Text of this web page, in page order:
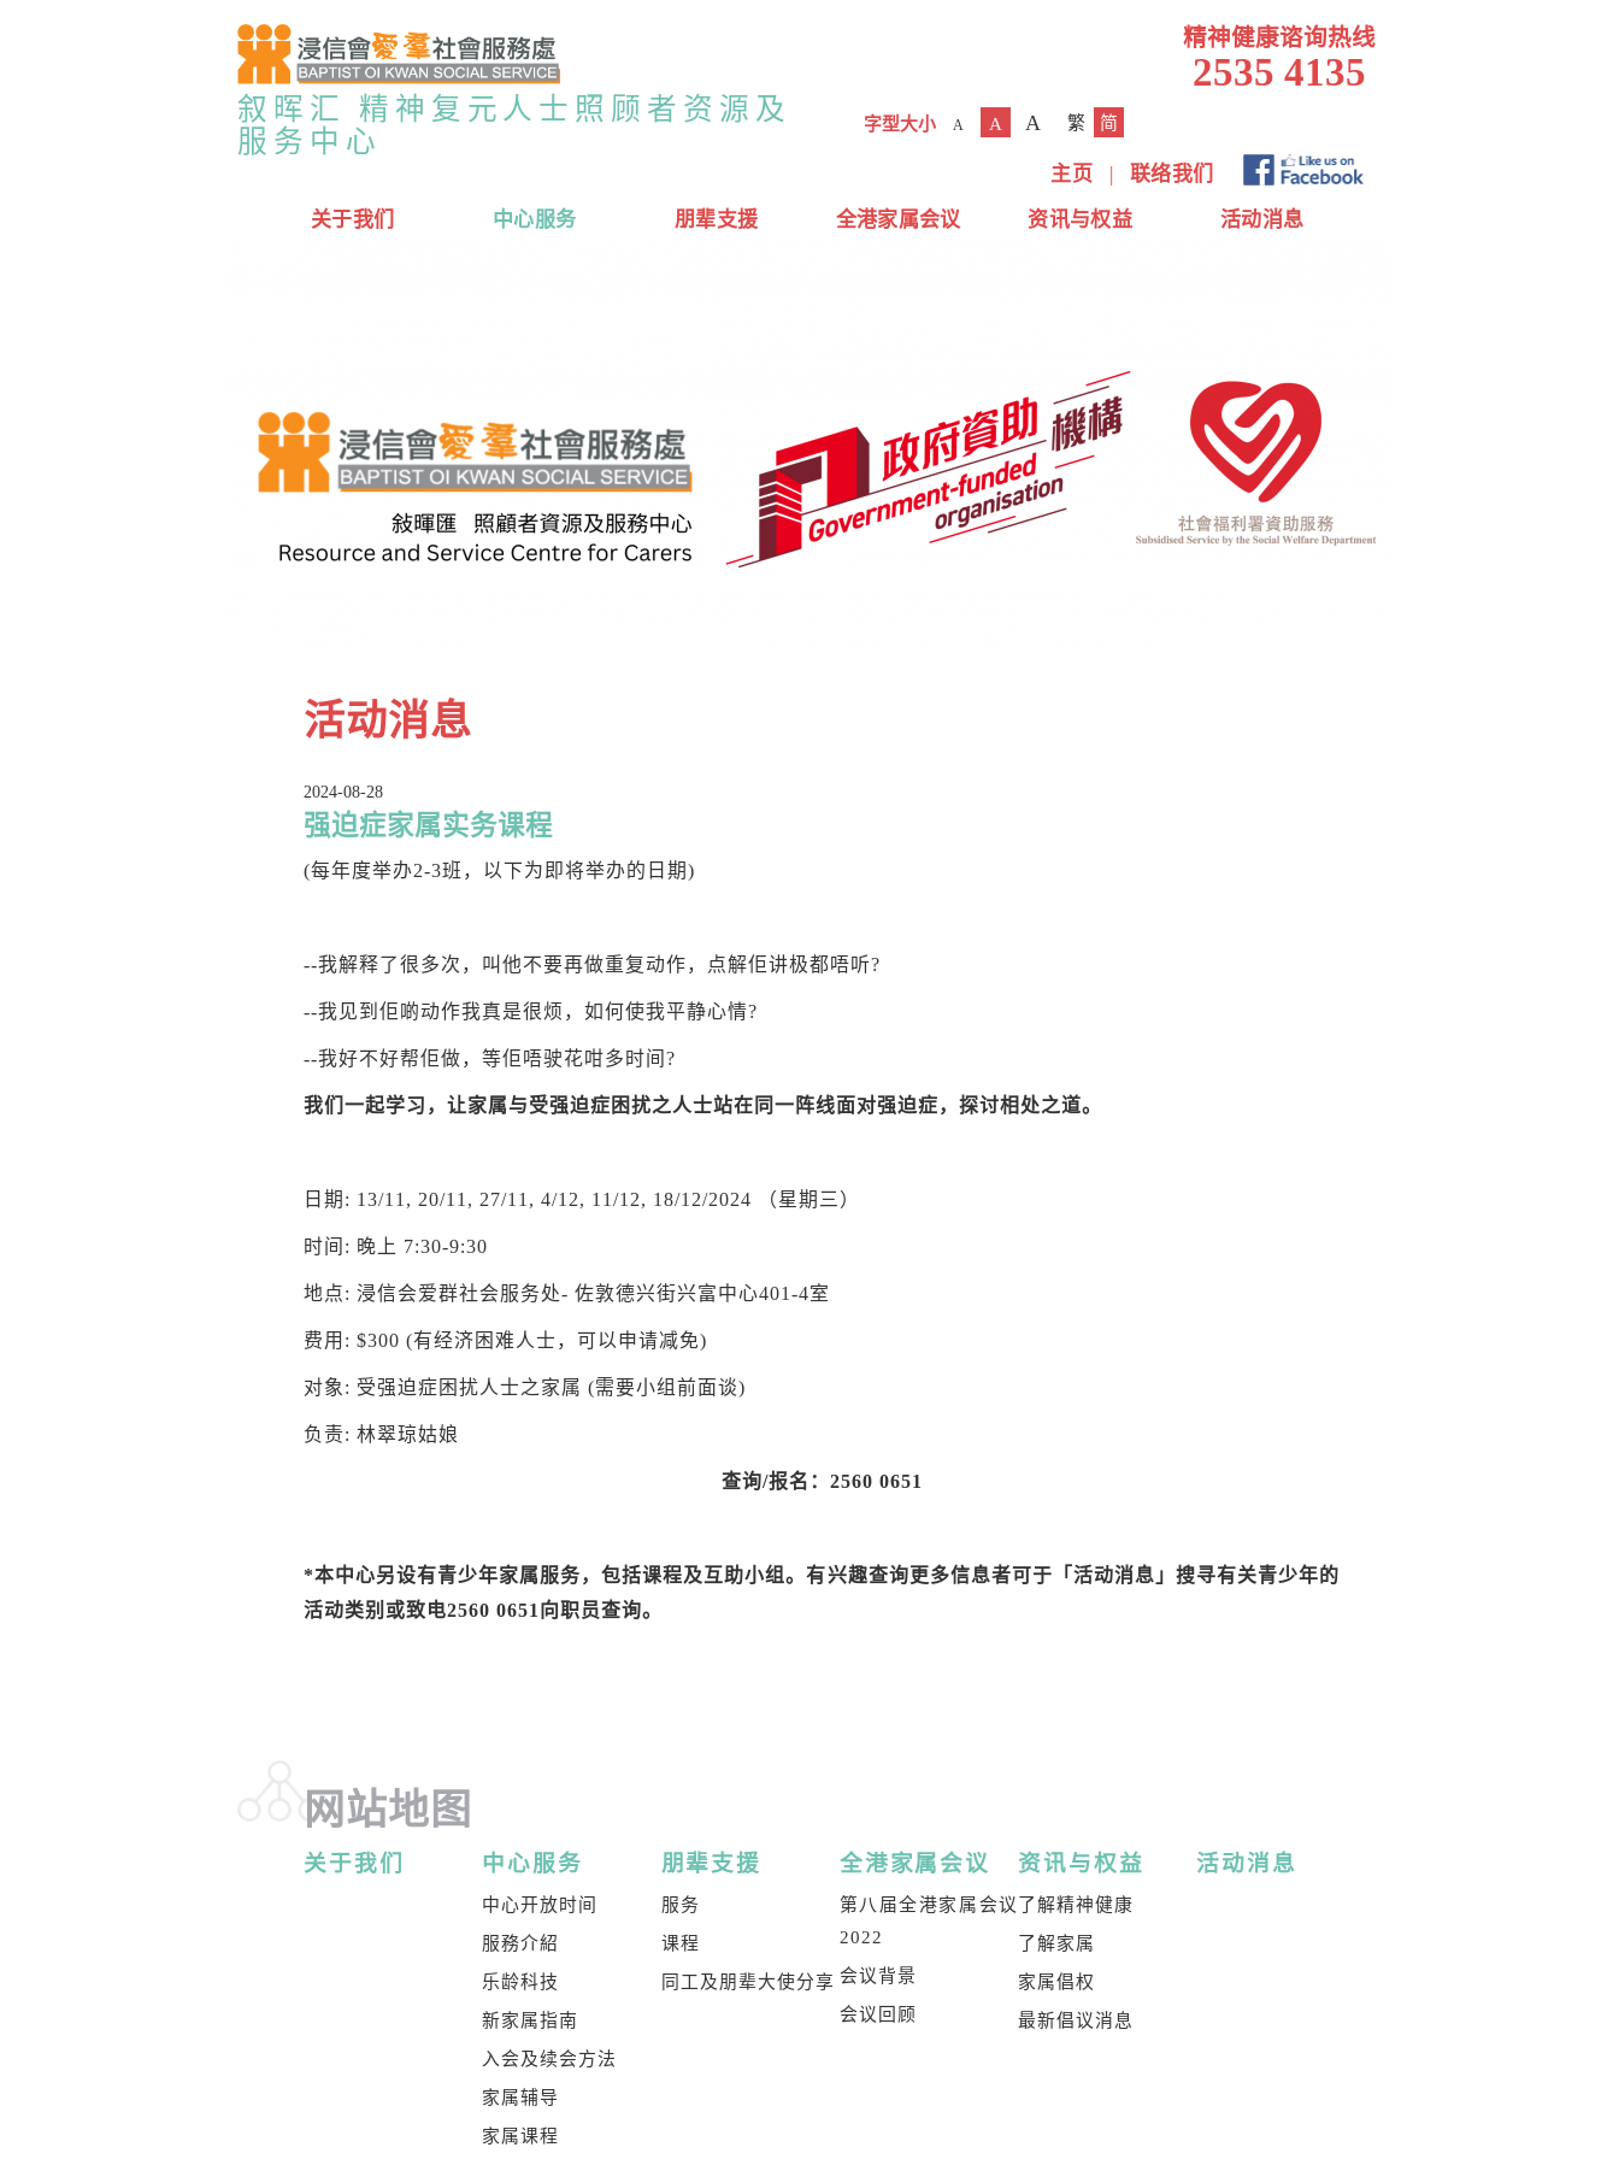
叙晖汇 精神复元人士照顾者资源及
服务中心
精神健康谘询热线
2535 4135
字型大小 A A A 繁 简
主页 | 联络我们
关于我们 中心服务 朋辈支援 全港家属会议 资讯与权益 活动消息
活动消息
2024-08-28
强迫症家属实务课程
(每年度举办2-3班，以下为即将举办的日期)
--我解释了很多次，叫他不要再做重复动作，点解佢讲极都唔听?
--我见到佢啲动作我真是很烦，如何使我平静心情?
--我好不好帮佢做，等佢唔驶花咁多时间?
我们一起学习，让家属与受强迫症困扰之人士站在同一阵线面对强迫症，探讨相处之道。
日期: 13/11, 20/11, 27/11, 4/12, 11/12, 18/12/2024 （星期三）
时间: 晚上 7:30-9:30
地点: 浸信会爱群社会服务处- 佐敦德兴街兴富中心401-4室
费用: $300 (有经济困难人士，可以申请减免)
对象: 受强迫症困扰人士之家属 (需要小组前面谈)
负责: 林翠琼姑娘
查询/报名： 2560 0651
*本中心另设有青少年家属服务，包括课程及互助小组。有兴趣查询更多信息者可于「活动消息」搜寻有关青少年的
活动类别或致电2560 0651向职员查询。
网站地图
关于我们 中心服务
中心开放时间
服務介紹
乐龄科技
新家属指南
入会及续会方法
家属辅导
家属课程
朋辈支援
服务
课程
同工及朋辈大使分享
全港家属会议
第八届全港家属会议
2022
会议背景
会议回顾
资讯与权益
了解精神健康
了解家属
家属倡权
最新倡议消息
活动消息